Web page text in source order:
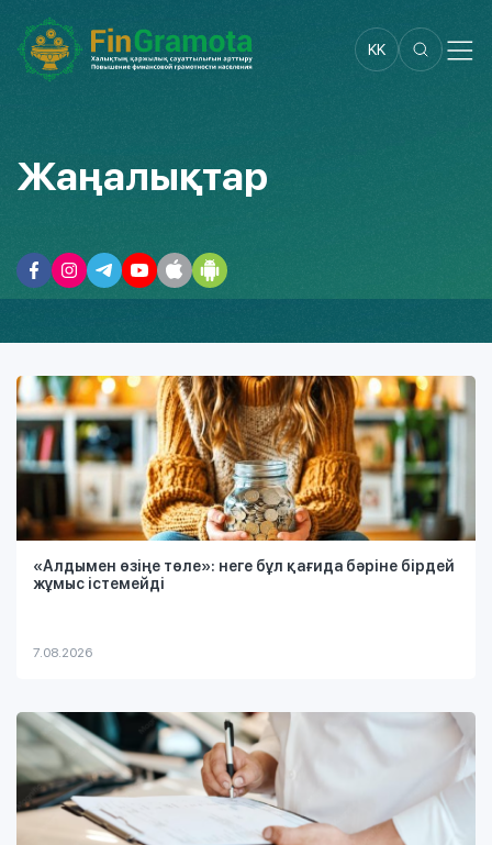
KK
Жаңалықтар
«Алдымен өзіңе төле»: неге бұл қағида бәріне бірдей
жұмыс істемейді
7.08.2026